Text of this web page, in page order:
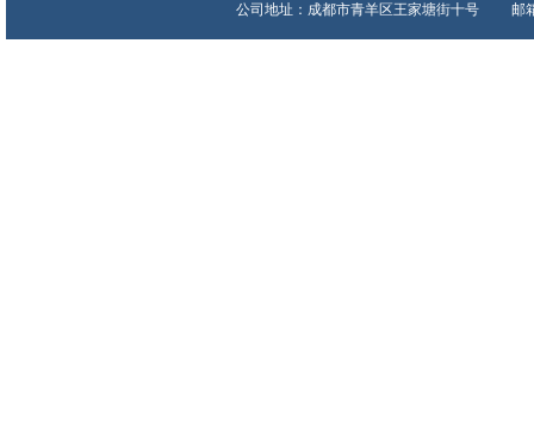
公司地址：成都市青羊区王家塘街十号 邮